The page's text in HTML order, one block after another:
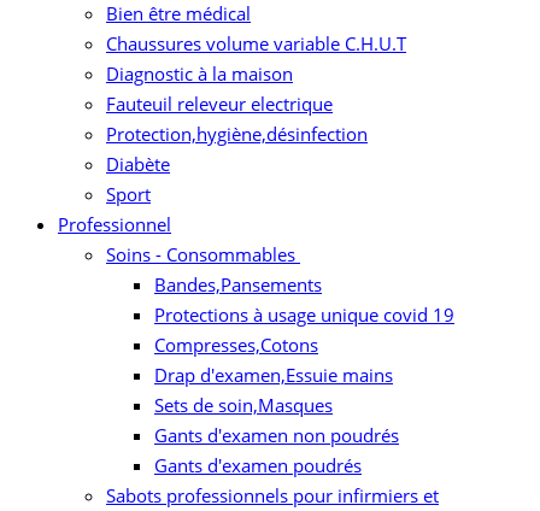
Bien être médical
Chaussures volume variable C.H.U.T
Diagnostic à la maison
Fauteuil releveur electrique
Protection,hygiène,désinfection
Diabète
Sport
Professionnel
Soins - Consommables
Bandes,Pansements
Protections à usage unique covid 19
Compresses,Cotons
Drap d'examen,Essuie mains
Sets de soin,Masques
Gants d'examen non poudrés
Gants d'examen poudrés
Sabots professionnels pour infirmiers et